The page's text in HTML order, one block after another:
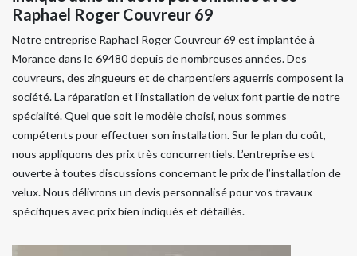
Raphael Roger Couvreur 69
Notre entreprise Raphael Roger Couvreur 69 est implantée à
Morance dans le 69480 depuis de nombreuses années. Des
couvreurs, des zingueurs et de charpentiers aguerris composent la
société. La réparation et l’installation de velux font partie de notre
spécialité. Quel que soit le modèle choisi, nous sommes
compétents pour effectuer son installation. Sur le plan du coût,
nous appliquons des prix très concurrentiels. L’entreprise est
ouverte à toutes discussions concernant le prix de l’installation de
velux. Nous délivrons un devis personnalisé pour vos travaux
spécifiques avec prix bien indiqués et détaillés.